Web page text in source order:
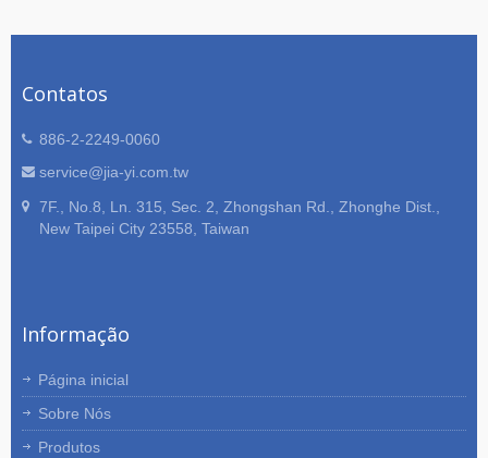
Contatos
886-2-2249-0060
service@jia-yi.com.tw
7F., No.8, Ln. 315, Sec. 2, Zhongshan Rd., Zhonghe Dist.,
New Taipei City 23558, Taiwan
Informação
Página inicial
Sobre Nós
Produtos